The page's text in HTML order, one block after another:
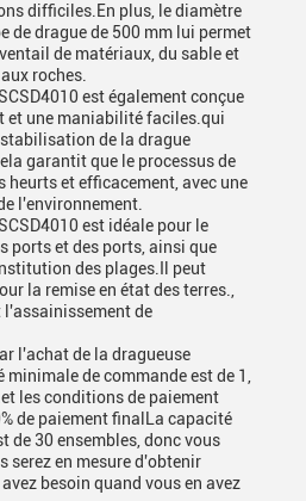
difficiles.En plus, le diamètre
de drague de 500 mm lui permet
de matériaux, du sable et
roches.
est également conçue
et une maniabilité faciles.qui
de la drague
garantit que le processus de
heurts et efficacement, avec une
l'environnement.
est idéale pour le
ports et des ports, ainsi que
des plages.Il peut
la remise en état des terres.,
de
l'achat de la dragueuse
de commande est de 1,
les conditions de paiement
de paiement finalLa capacité
de 30 ensembles, donc vous
serez en mesure d'obtenir
besoin quand vous en avez